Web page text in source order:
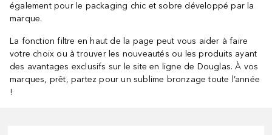
également pour le packaging chic et sobre développé par la
marque.
La fonction filtre en haut de la page peut vous aider à faire
votre choix ou à trouver les nouveautés ou les produits ayant
des avantages exclusifs sur le site en ligne de Douglas. À vos
marques, prêt, partez pour un sublime bronzage toute l’année
!